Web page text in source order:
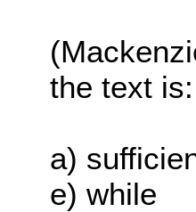
the text is:
a)
e) while